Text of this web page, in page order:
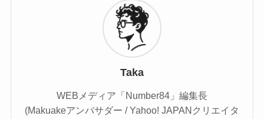
Taka
WEBメディア「Number84」編集長
(Makuakeアンバサダー / Yahoo! JAPANクリエイタ